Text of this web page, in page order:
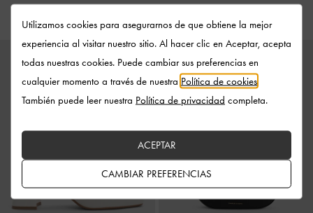
Utilizamos cookies para asegurarnos de que obtiene la mejor
experiencia al visitar nuestro sitio. Al hacer clic en Aceptar, acepta
todas nuestras cookies. Puede cambiar sus preferencias en
cualquier momento a través de nuestra Política de cookies
También puede leer nuestra Política de privacidad completa.
CAMBIAR PREFERENCIAS
ACEPTAR